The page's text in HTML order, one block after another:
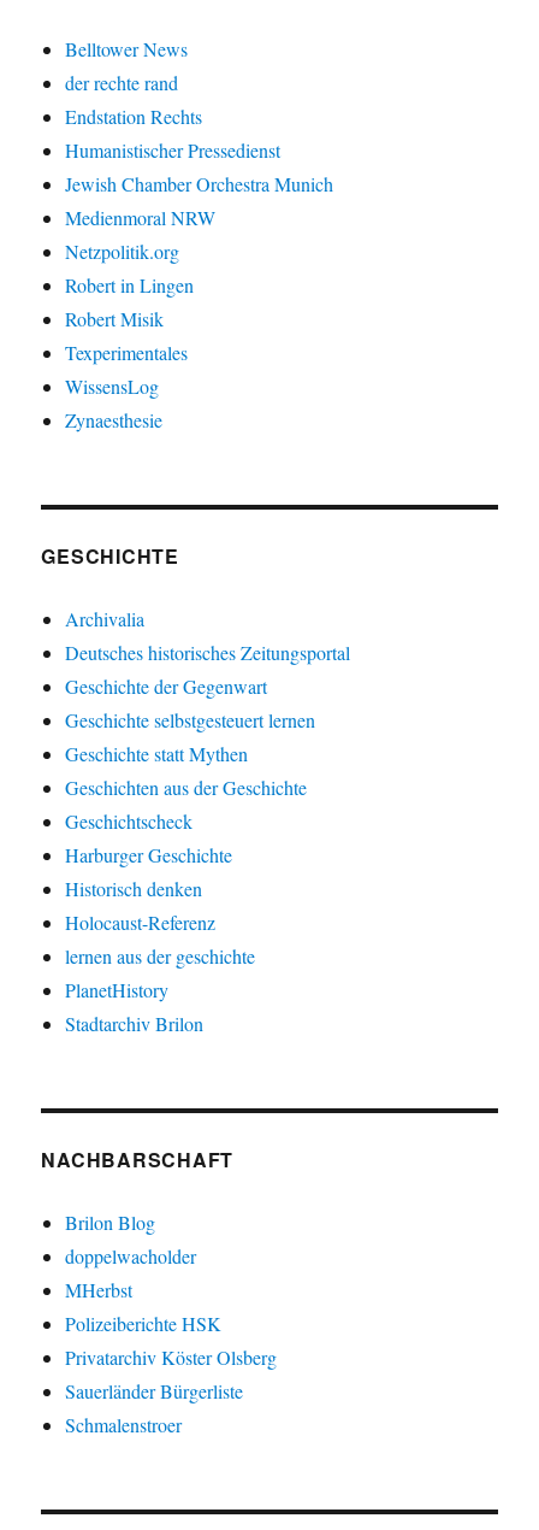
Belltower News
der rechte rand
Endstation Rechts
Humanistischer Pressedienst
Jewish Chamber Orchestra Munich
Medienmoral NRW
Netzpolitik.org
Robert in Lingen
Robert Misik
Texperimentales
WissensLog
Zynaesthesie
GESCHICHTE
Archivalia
Deutsches historisches Zeitungsportal
Geschichte der Gegenwart
Geschichte selbstgesteuert lernen
Geschichte statt Mythen
Geschichten aus der Geschichte
Geschichtscheck
Harburger Geschichte
Historisch denken
Holocaust-Referenz
lernen aus der geschichte
PlanetHistory
Stadtarchiv Brilon
NACHBARSCHAFT
Brilon Blog
doppelwacholder
MHerbst
Polizeiberichte HSK
Privatarchiv Köster Olsberg
Sauerländer Bürgerliste
Schmalenstroer